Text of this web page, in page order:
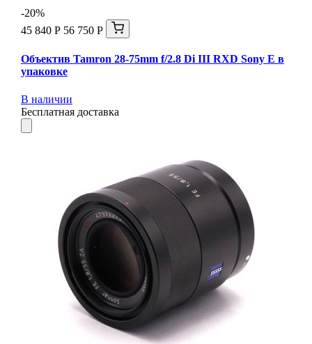
-20%
45 840 Р 56 750 Р
Объектив Tamron 28-75mm f/2.8 Di III RXD Sony E в
упаковке
В наличии
Бесплатная доставка